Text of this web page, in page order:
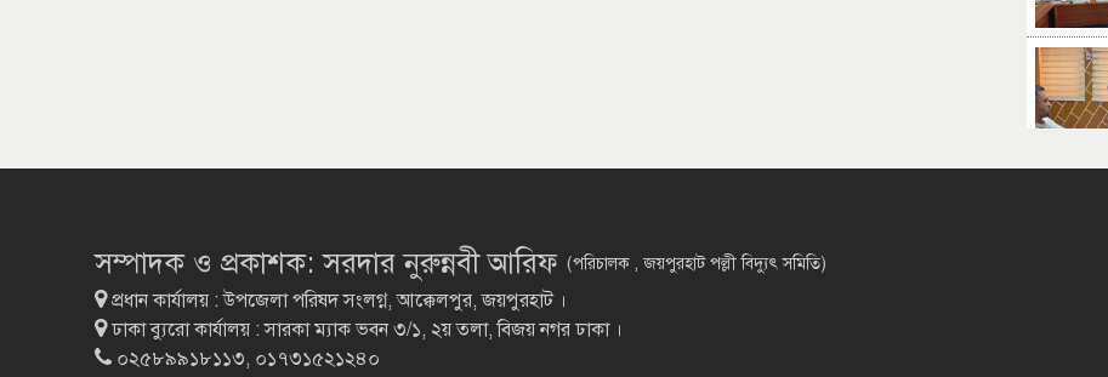
সম্পাদক ও প্রকাশক: সরদার নুরুন্নবী আরিফ (পরিচালক , জয়পুরহাট পল্লী বিদ্যুৎ সমিতি)
প্রধান কার্যালয় : উপজেলা পরিষদ সংলগ্ন, আক্কেলপুর, জয়পুরহাট ।
ঢাকা ব্যুরো কার্যালয় : সারকা ম্যাক ভবন ৩/১, ২য় তলা, বিজয় নগর ঢাকা ।
০২৫৮৯৯১৮১১৩, ০১৭৩১৫২১২৪০